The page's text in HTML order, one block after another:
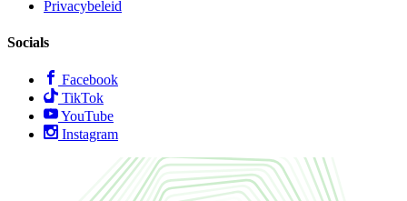
Privacybeleid
Socials
Facebook
TikTok
YouTube
Instagram